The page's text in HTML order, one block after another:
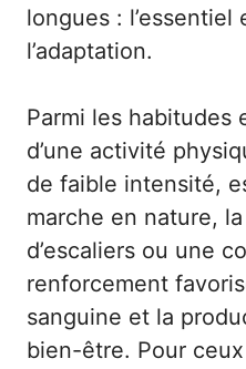
longues :
l’adaptation.
Parmi les habitudes
d’une activité
de faible intensité,
marche en nature,
d’escaliers ou une
renforcement
sanguine et la
bien-être. Pour